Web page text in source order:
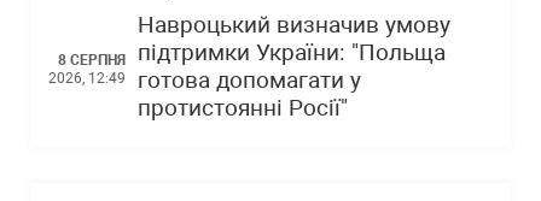
8 СЕРПНЯ
2026, 12:49
Навроцький визначив умову
підтримки України: "Польща
готова допомагати у
протистоянні Росії"